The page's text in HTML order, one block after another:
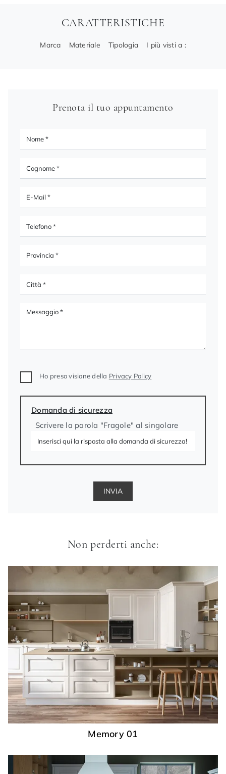
CARATTERISTICHE
Marca Materiale Tipologia I più visti a :
Prenota il tuo appuntamento
Ho preso visione della Privacy Policy
Domanda di sicurezza
Scrivere la parola "Fragole" al singolare
INVIA
Non perderti anche:
Memory 01